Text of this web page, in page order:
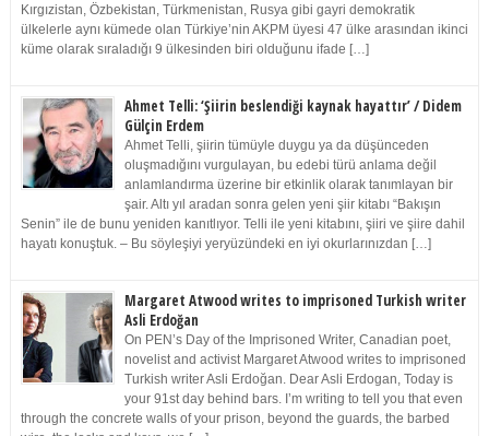
Kırgızistan, Özbekistan, Türkmenistan, Rusya gibi gayri demokratik
ülkelerle aynı kümede olan Türkiye’nin AKPM üyesi 47 ülke arasından ikinci
küme olarak sıraladığı 9 ülkesinden biri olduğunu ifade […]
Ahmet Telli: ‘Şiirin beslendiği kaynak hayattır’ / Didem
Gülçin Erdem
Ahmet Telli, şiirin tümüyle duygu ya da düşünceden
oluşmadığını vurgulayan, bu edebi türü anlama değil
anlamlandırma üzerine bir etkinlik olarak tanımlayan bir
şair. Altı yıl aradan sonra gelen yeni şiir kitabı “Bakışın
Senin” ile de bunu yeniden kanıtlıyor. Telli ile yeni kitabını, şiiri ve şiire dahil
hayatı konuştuk. – Bu söyleşiyi yeryüzündeki en iyi okurlarınızdan […]
Margaret Atwood writes to imprisoned Turkish writer
Asli Erdoğan
On PEN’s Day of the Imprisoned Writer, Canadian poet,
novelist and activist Margaret Atwood writes to imprisoned
Turkish writer Asli Erdoğan. Dear Asli Erdogan, Today is
your 91st day behind bars. I’m writing to tell you that even
through the concrete walls of your prison, beyond the guards, the barbed